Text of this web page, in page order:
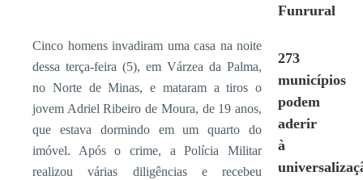
Cinco homens invadiram uma casa na noite
dessa terça-feira (5), em Várzea da Palma,
no Norte de Minas, e mataram a tiros o
jovem Adriel Ribeiro de Moura, de 19 anos,
que estava dormindo em um quarto do
imóvel. Após o crime, a Polícia Militar
realizou várias diligências e recebeu
Funrural
273
municípios
podem
aderir
à